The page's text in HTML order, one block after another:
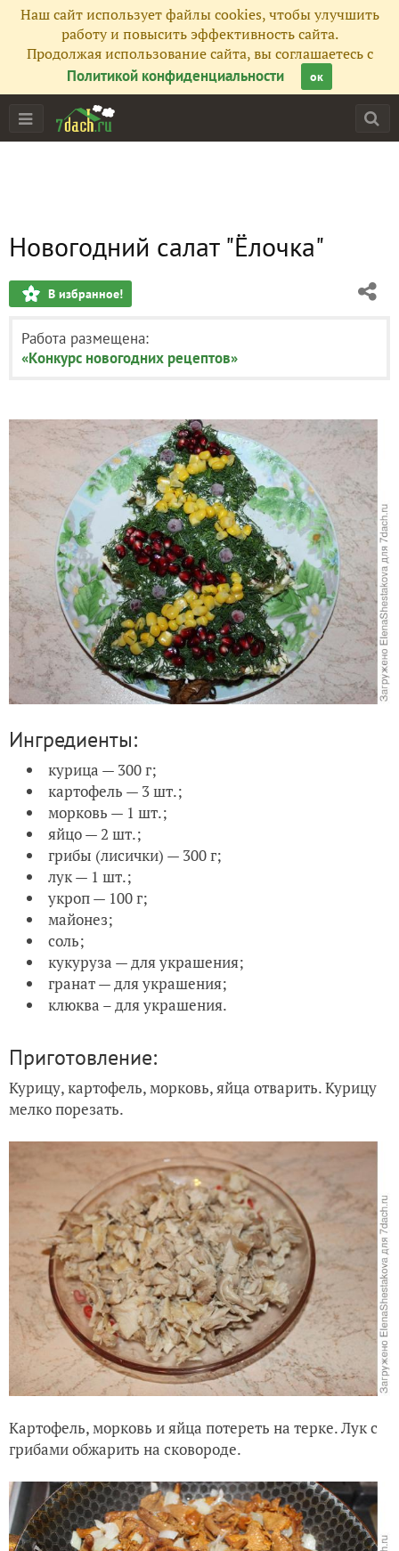
Наш сайт использует файлы cookies, чтобы улучшить
работу и повысить эффективность сайта.
Продолжая использование сайта, вы соглашаетесь с
Политикой конфиденциальности
ок
Новогодний салат "Ёлочка"
В избранное!
Работа размещена:
«Конкурс новогодних рецептов»
Ингредиенты:
курица — 300 г;
картофель — 3 шт.;
морковь — 1 шт.;
яйцо — 2 шт.;
грибы (лисички) — 300 г;
лук — 1 шт.;
укроп — 100 г;
майонез;
соль;
кукуруза — для украшения;
гранат — для украшения;
клюква – для украшения.
Приготовление:
Курицу, картофель, морковь, яйца отварить. Курицу
мелко порезать.
Картофель, морковь и яйца потереть на терке. Лук с
грибами обжарить на сковороде.